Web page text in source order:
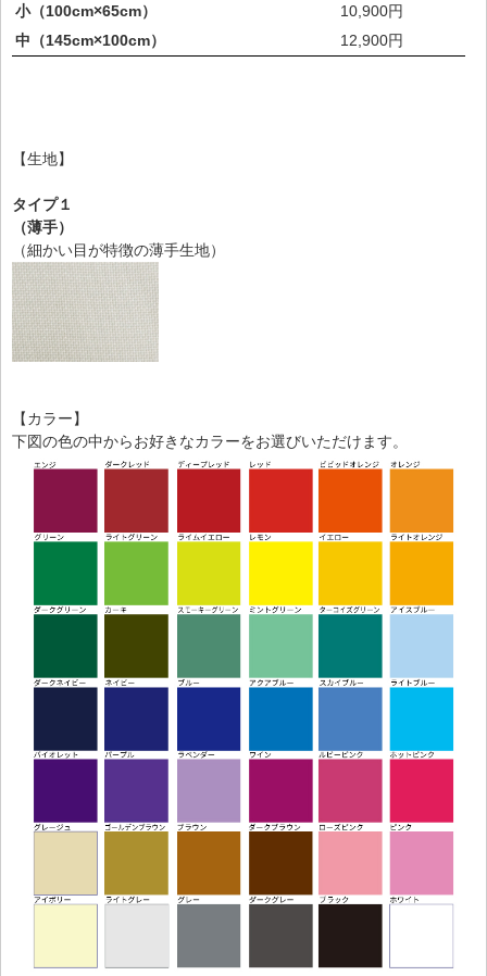
小（100cm×65cm）
10,900円
中（145cm×100cm）
12,900円
【生地】
タイプ１
（薄手）
（細かい目が特徴の薄手生地）
【カラー】
下図の色の中からお好きなカラーをお選びいただけます。